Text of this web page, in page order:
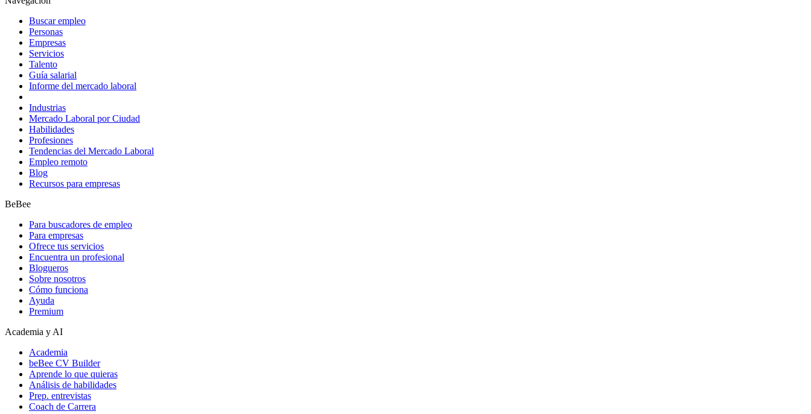
Buscar empleo
Personas
Empresas
Servicios
Talento
Guía salarial
Informe del mercado laboral
Industrias
Mercado Laboral por Ciudad
Habilidades
Profesiones
Tendencias del Mercado Laboral
Empleo remoto
Blog
Recursos para empresas
BeBee
Para buscadores de empleo
Para empresas
Ofrece tus servicios
Encuentra un profesional
Blogueros
Sobre nosotros
Cómo funciona
Ayuda
Premium
Academia y AI
Academia
beBee CV Builder
Aprende lo que quieras
Análisis de habilidades
Prep. entrevistas
Coach de Carrera